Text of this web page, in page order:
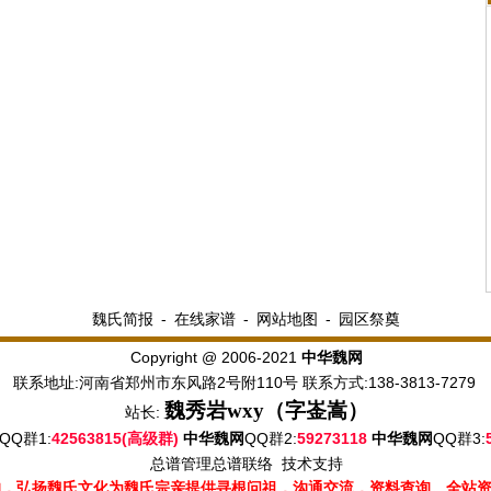
魏氏简报 - 在线家谱 - 网站地图 - 园区祭奠
Copyright @ 2006-2021 中华魏网
联系地址:河南省郑州市东风路2号附110号 联系方式:138-3813-7279
站长: 魏秀岩wxy（字崟嵩）
群1:42563815(高级群) 中华魏网QQ群2:59273118 中华魏网QQ群3:
总谱管理总谱联络 技术支持